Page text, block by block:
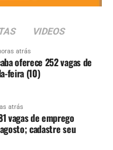
para definição de
foram ouvidas
recebidas durante a
EUA
VIDEOS
atrás
oferece 252 vagas de
feira (10)
atrás
vagas de emprego
cadastre seu